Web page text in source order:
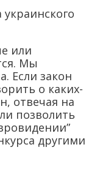
украинского
или
Мы
Если закон
о каких-
отвечая на
позволить
другими